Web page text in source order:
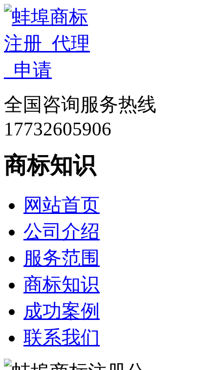
全国咨询服务热线
17732605906
商标知识
网站首页
公司介绍
服务范围
商标知识
成功案例
联系我们